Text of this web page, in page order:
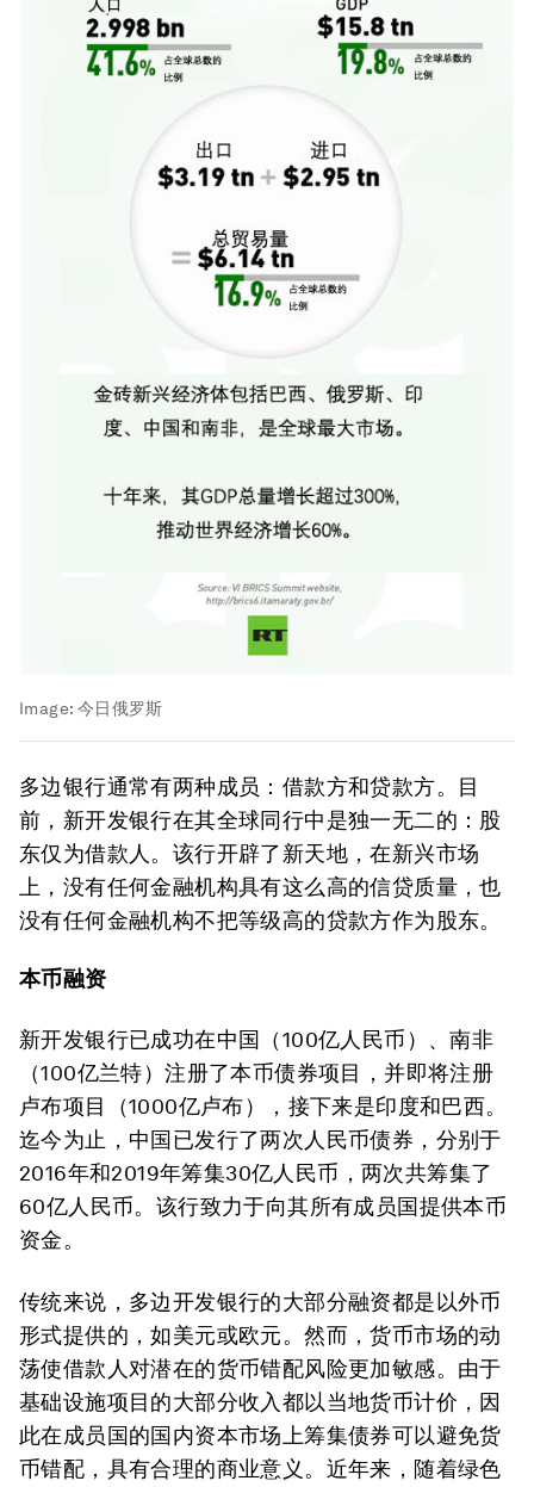
Image: 今日俄罗斯
多边银行通常有两种成员：借款方和贷款方。目
前，新开发银行在其全球同行中是独一无二的：股
东仅为借款人。该行开辟了新天地，在新兴市场
上，没有任何金融机构具有这么高的信贷质量，也
没有任何金融机构不把等级高的贷款方作为股东。
本币融资
新开发银行已成功在中国（100亿人民币）、南非
（100亿兰特）注册了本币债券项目，并即将注册
卢布项目（1000亿卢布），接下来是印度和巴西。
迄今为止，中国已发行了两次人民币债券，分别于
2016年和2019年筹集30亿人民币，两次共筹集了
60亿人民币。该行致力于向其所有成员国提供本币
资金。
传统来说，多边开发银行的大部分融资都是以外币
形式提供的，如美元或欧元。然而，货币市场的动
荡使借款人对潜在的货币错配风险更加敏感。由于
基础设施项目的大部分收入都以当地货币计价，因
此在成员国的国内资本市场上筹集债券可以避免货
币错配，具有合理的商业意义。近年来，随着绿色